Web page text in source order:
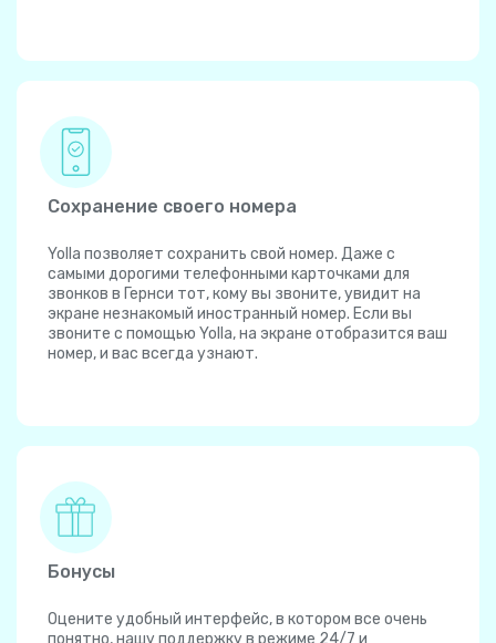
Сохранение своего номера
Yolla позволяет сохранить свой номер. Даже с
самыми дорогими телефонными карточками для
звонков в Гернси тот, кому вы звоните, увидит на
экране незнакомый иностранный номер. Если вы
звоните с помощью Yolla, на экране отобразится ваш
номер, и вас всегда узнают.
Бонусы
Оцените удобный интерфейс, в котором все очень